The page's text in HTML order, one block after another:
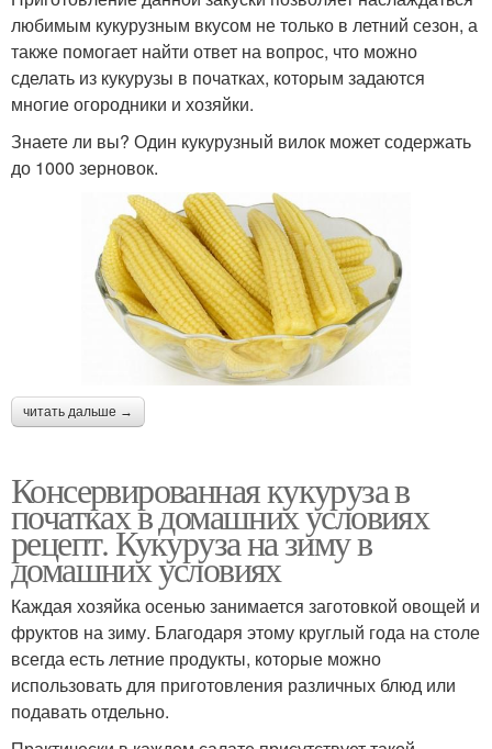
любимым кукурузным вкусом не только в летний сезон, а
также помогает найти ответ на вопрос, что можно
сделать из кукурузы в початках, которым задаются
многие огородники и хозяйки.
Знаете ли вы? Один кукурузный вилок может содержать
до 1000 зерновок.
читать дальше →
Консервированная кукуруза в
початках в домашних условиях
рецепт. Кукуруза на зиму в
домашних условиях
Каждая хозяйка осенью занимается заготовкой овощей и
фруктов на зиму. Благодаря этому круглый года на столе
всегда есть летние продукты, которые можно
использовать для приготовления различных блюд или
подавать отдельно.